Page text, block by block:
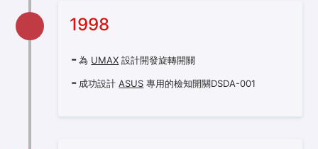
1998
為 UMAX 設計開發旋轉開關
成功設計ASUS 專用的檢知開關DSDA-001